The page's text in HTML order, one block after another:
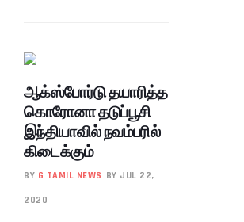
ஆக்ஸ்போர்டு தயாரித்த
கொரோனா தடுப்பூசி
இந்தியாவில் நவம்பரில்
கிடைக்கும்
BY G TAMIL NEWS BY JUL 22,
2020